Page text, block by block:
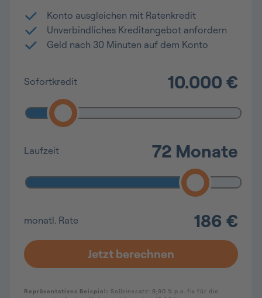
Konto ausgleichen mit Ratenkredit
Unverbindliches Kreditangebot anfordern
Geld nach 30 Minuten auf dem Konto